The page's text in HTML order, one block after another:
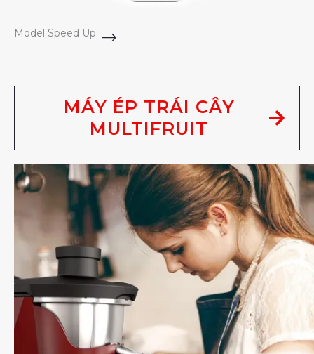
Model Speed Up
MÁY ÉP TRÁI CÂY
MULTIFRUIT